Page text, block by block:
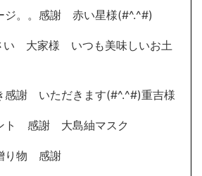
ジ。。感謝 赤い星様(#^.^#)
い 大家様 いつも美味しいお土
感謝 いただきます(#^.^#)重吉様
ト 感謝 大島紬マスク
り物 感謝